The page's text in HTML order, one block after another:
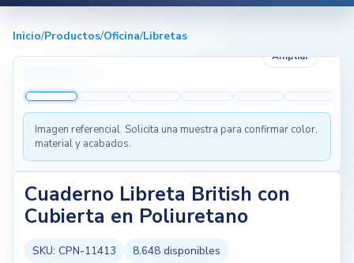
Inicio/Productos/Oficina/Libretas
Ampliar
Imagen referencial. Solicita una muestra para confirmar color,
material y acabados.
Cuaderno Libreta British con
Cubierta en Poliuretano
SKU: CPN-11413 8.648disponibles